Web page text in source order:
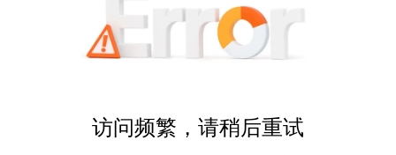
访问频繁，请稍后重试